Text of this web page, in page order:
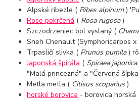
Alpské ríbezle ( Ribes alpinum)
Rose pokrčená ( Rosa rugosa)
Szczodrzeniec bol vyslaný (
Sneh Chenault (Symphoricarpos
Trpasličí slivka ( Prunus pumila)
Japonská špirála ( Spiraea japonica
"Malá princezná" a "Červená
Metla metla ( Citisus scoparius)
horské borovica - borovica horská